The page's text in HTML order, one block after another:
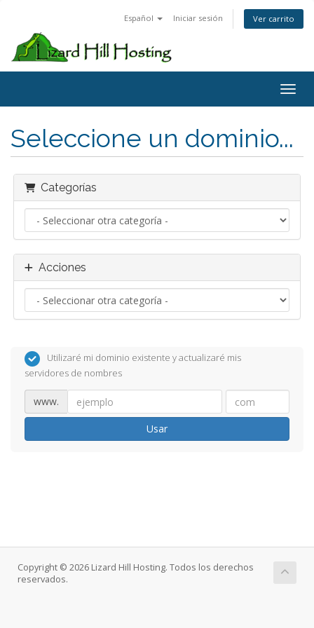
Español Iniciar sesión Ver carrito
Seleccione un dominio...
Categorías
Acciones
Utilizaré mi dominio existente y actualizaré mis
servidores de nombres
www.
Usar
Copyright © 2026 Lizard Hill Hosting. Todos los derechos
reservados.